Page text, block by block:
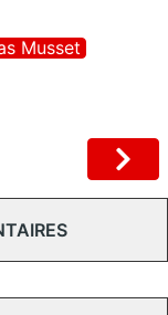
Musset